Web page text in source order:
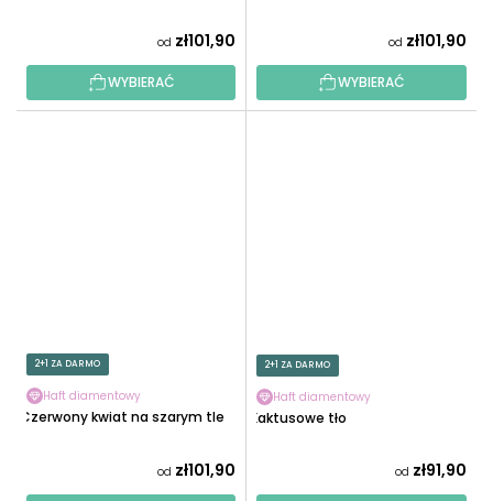
od zł101,90
WYBIERAĆ
od zł101,90
WYBIERAĆ
2+1 ZA DARMO
Haft diamentowy
Czerwony kwiat na szarym tle
od zł101,90
2+1 ZA DARMO
Haft diamentowy
Kaktusowe tło
od zł91,90